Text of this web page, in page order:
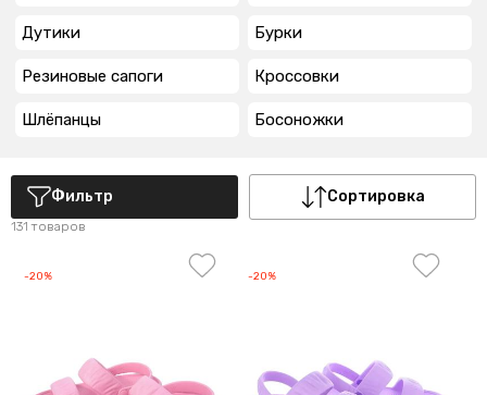
Дутики Бурки
Резиновые сапоги Кроссовки
Шлёпанцы Босоножки
Фильтр Сортировка
131 товаров
-20% -20%